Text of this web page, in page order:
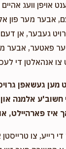
אויפן וועג
אבער מער פון
געבער, אן
פאטער, אבער
צו אנהאלטן די
מען געשאפן
חשוב'ע אלמנה
פארהיילט,
רייע, צו טרייסטן